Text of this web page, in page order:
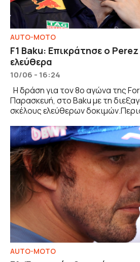
AUTO-MOTO
F1 Baku: Επικράτησε ο
ελεύθερα
10/06 - 16:24
Η δράση για τον 8ο αγώνα της
Παρασκευή, στο Baku με τη
σκέλους ελεύθερων
AUTO-MOTO